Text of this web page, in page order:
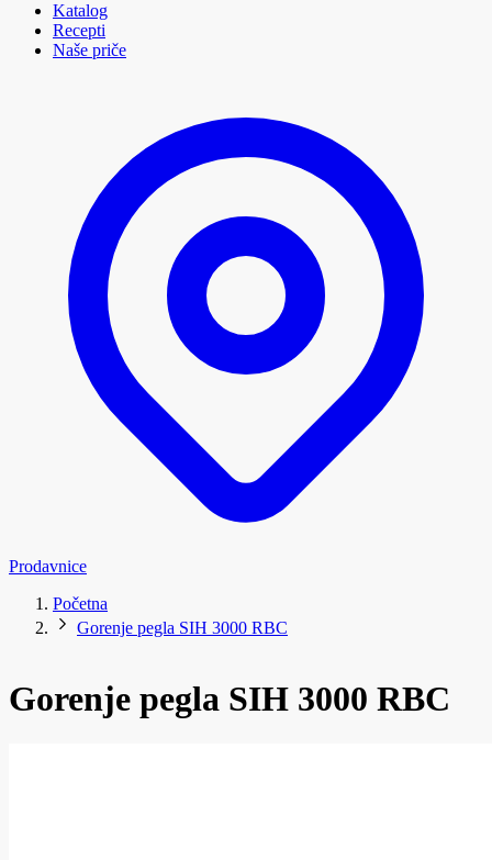
Katalog
Recepti
Naše priče
Prodavnice
Početna
Gorenje pegla SIH 3000 RBC
Gorenje pegla SIH 3000 RBC